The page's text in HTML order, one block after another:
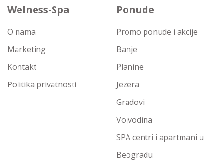
Welness-Spa
O nama
Marketing
Kontakt
Politika privatnosti
Ponude
Promo ponude i akcije
Banje
Planine
Jezera
Gradovi
Vojvodina
SPA centri i apartmani u
Beogradu